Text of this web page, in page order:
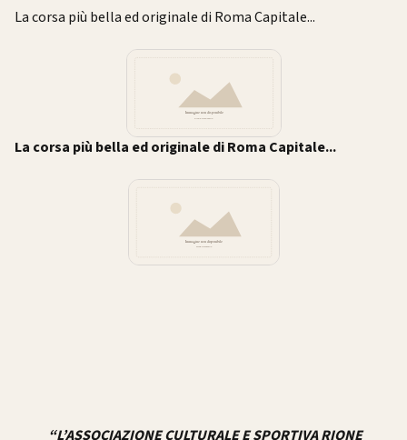
La corsa più bella ed originale di Roma Capitale...
La corsa più bella ed originale di Roma Capitale...
“L’ASSOCIAZIONE CULTURALE E SPORTIVA RIONE